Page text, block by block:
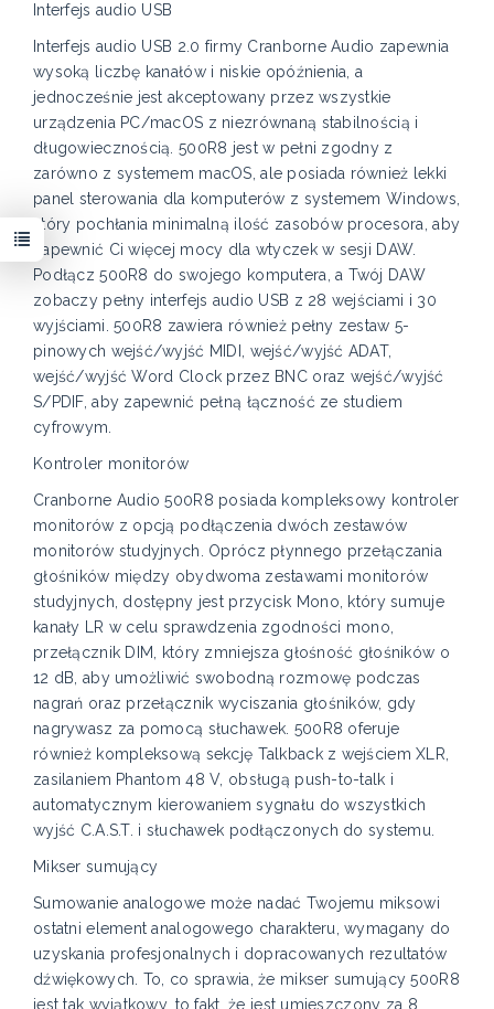
Interfejs audio USB
Interfejs audio USB 2.0 firmy Cranborne Audio zapewnia
wysoką liczbę kanałów i niskie opóźnienia, a
jednocześnie jest akceptowany przez wszystkie
urządzenia PC/macOS z niezrównaną stabilnością i
długowiecznością. 500R8 jest w pełni zgodny z
zarówno z systemem macOS, ale posiada również lekki
panel sterowania dla komputerów z systemem Windows,
który pochłania minimalną ilość zasobów procesora, aby
zapewnić Ci więcej mocy dla wtyczek w sesji DAW.
Podłącz 500R8 do swojego komputera, a Twój DAW
zobaczy pełny interfejs audio USB z 28 wejściami i 30
wyjściami. 500R8 zawiera również pełny zestaw 5-
pinowych wejść/wyjść MIDI, wejść/wyjść ADAT,
wejść/wyjść Word Clock przez BNC oraz wejść/wyjść
S/PDIF, aby zapewnić pełną łączność ze studiem
cyfrowym.
Kontroler monitorów
Cranborne Audio 500R8 posiada kompleksowy kontroler
monitorów z opcją podłączenia dwóch zestawów
monitorów studyjnych. Oprócz płynnego przełączania
głośników między obydwoma zestawami monitorów
studyjnych, dostępny jest przycisk Mono, który sumuje
kanały LR w celu sprawdzenia zgodności mono,
przełącznik DIM, który zmniejsza głośność głośników o
12 dB, aby umożliwić swobodną rozmowę podczas
nagrań oraz przełącznik wyciszania głośników, gdy
nagrywasz za pomocą słuchawek. 500R8 oferuje
również kompleksową sekcję Talkback z wejściem XLR,
zasilaniem Phantom 48 V, obsługą push-to-talk i
automatycznym kierowaniem sygnału do wszystkich
wyjść C.A.S.T. i słuchawek podłączonych do systemu.
Mikser sumujący
Sumowanie analogowe może nadać Twojemu miksowi
ostatni element analogowego charakteru, wymagany do
uzyskania profesjonalnych i dopracowanych rezultatów
dźwiękowych. To, co sprawia, że ​​mikser sumujący 500R8
jest tak wyjątkowy, to fakt, że jest umieszczony za 8